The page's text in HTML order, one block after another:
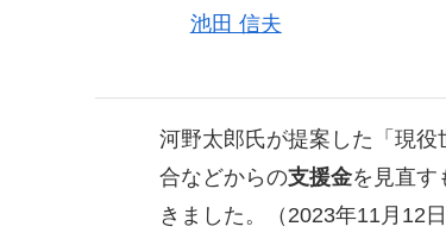
池田 信夫
河野太郎氏が提案した「現
合などからの支援金を見直す
きました。（2023年11月12